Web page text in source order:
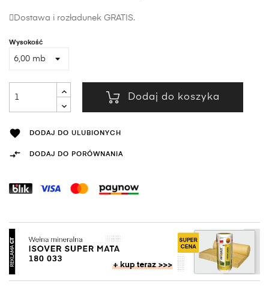
Dostawa i rozładunek GRATIS.
Wysokość
Dodaj do koszyka
 DODAJ DO ULUBIONYCH
 DODAJ DO PORÓWNANIA